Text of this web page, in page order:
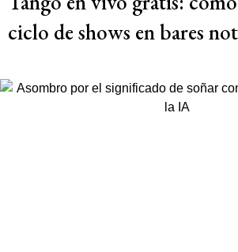
ciclo de shows en bares